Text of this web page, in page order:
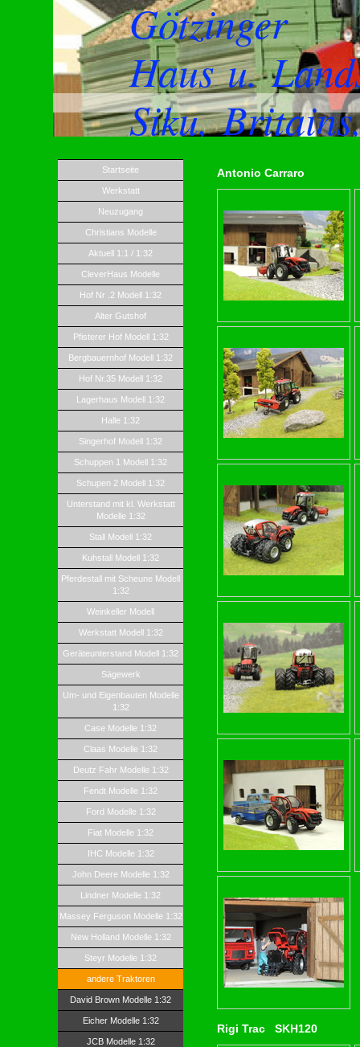
Götzinger
Haus u.
Siku,
Startseite
Werkstatt
Neuzugang
Christians Modelle
Aktuell 1:1 / 1:32
CleverHaus Modelle
Hof Nr .2 Modell 1:32
Alter Gutshof
Pfisterer Hof Modell 1:32
Bergbauernhof Modell 1:32
Hof Nr.35 Modell 1:32
Lagerhaus Modell 1:32
Halle 1:32
Singerhof Modell 1:32
Schuppen 1 Modell 1:32
Schupen 2 Modell 1:32
Unterstand mit kl. Werkstatt
Modelle 1:32
Stall Modell 1:32
Kuhstall Modell 1:32
Pferdestall mit Scheune Modell
1:32
Weinkeller Modell
Werkstatt Modell 1:32
Geräteunterstand Modell 1:32
Sägewerk
Um- und Eigenbauten Modelle
1:32
Case Modelle 1:32
Claas Modelle 1:32
Deutz Fahr Modelle 1:32
Fendt Modelle 1:32
Ford Modelle 1:32
Fiat Modelle 1:32
IHC Modelle 1:32
John Deere Modelle 1:32
Lindner Modelle 1:32
Massey Ferguson Modelle 1:32
New Holland Modelle 1:32
Steyr Modelle 1:32
andere Traktoren
David Brown Modelle 1:32
Eicher Modelle 1:32
JCB Modelle 1:32
Antonio Carraro
Rigi Trac SKH120